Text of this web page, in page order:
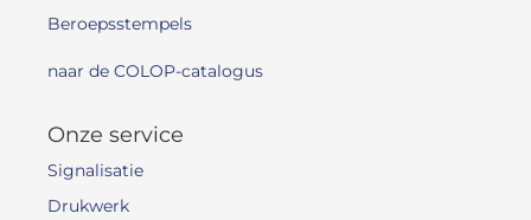
Beroepsstempels
naar de COLOP-catalogus
Onze service
Signalisatie
Drukwerk